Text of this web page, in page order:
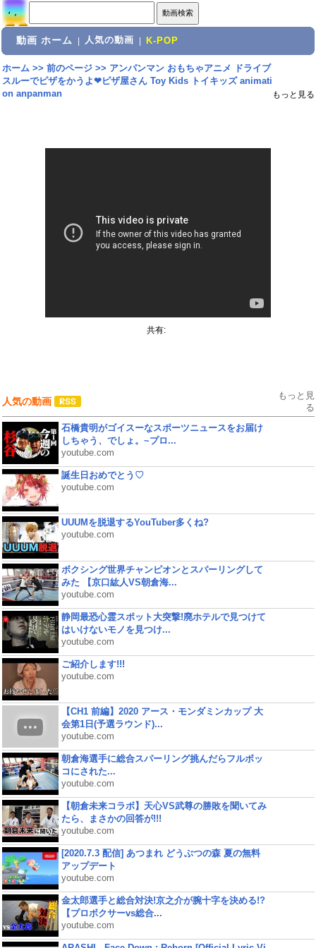
動画 ホーム 人気の動画 K-POP
ホーム>> 前のページ>> アンパンマン おもちゃアニメ ドライブ
スルーでピザをかうよ❤ピザ屋さん Toy Kids トイキッズ animati
on anpanman
もっと見る
共有:
人気の動画
もっと見
る
石橋貴明がゴイスーなスポーツニュースをお届け
しちゃう、でしょ。~プロ...
youtube.com
誕生日おめでとう♡
youtube.com
UUUMを脱退するYouTuber多くね?
youtube.com
ボクシング世界チャンピオンとスパーリングして
みた 【京口紘人VS朝倉海...
youtube.com
静岡最恐心霊スポット大突撃!廃ホテルで見つけて
はいけないモノを見つけ...
youtube.com
ご紹介します!!!
youtube.com
【CH1 前編】2020 アース・モンダミンカップ 大
会第1日(予選ラウンド)...
youtube.com
朝倉海選手に総合スパーリング挑んだらフルボッ
コにされた...
youtube.com
【朝倉未来コラボ】天心VS武尊の勝敗を聞いてみ
たら、まさかの回答が!!!
youtube.com
[2020.7.3 配信] あつまれ どうぶつの森 夏の無料
アップデート
youtube.com
金太郎選手と総合対決!京之介が腕十字を決める!?
【プロボクサーvs総合...
youtube.com